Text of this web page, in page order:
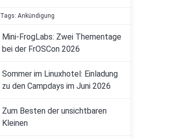
Tags: Ankündigung
Mini-FrogLabs: Zwei Thementage
bei der FrOSCon 2026
Sommer im Linuxhotel: Einladung
zu den Campdays im Juni 2026
Zum Besten der unsichtbaren
Kleinen